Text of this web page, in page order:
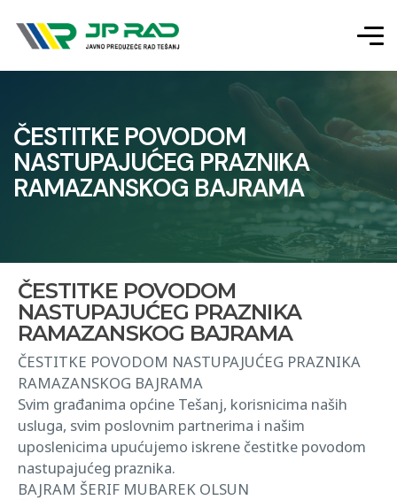
ČESTITKE POVODOM
NASTUPAJUĆEG PRAZNIKA
RAMAZANSKOG BAJRAMA
ČESTITKE POVODOM
NASTUPAJUĆEG PRAZNIKA
RAMAZANSKOG BAJRAMA
ČESTITKE POVODOM NASTUPAJUĆEG PRAZNIKA
RAMAZANSKOG BAJRAMA
Svim građanima općine Tešanj, korisnicima naših
usluga, svim poslovnim partnerima i našim
uposlenicima upućujemo iskrene čestitke povodom
nastupajućeg praznika.
BAJRAM ŠERIF MUBAREK OLSUN